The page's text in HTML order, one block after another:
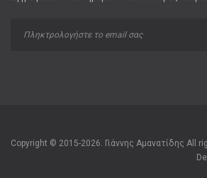
Copyright © 2015-2026. Γιάννης Αμανατίδης All